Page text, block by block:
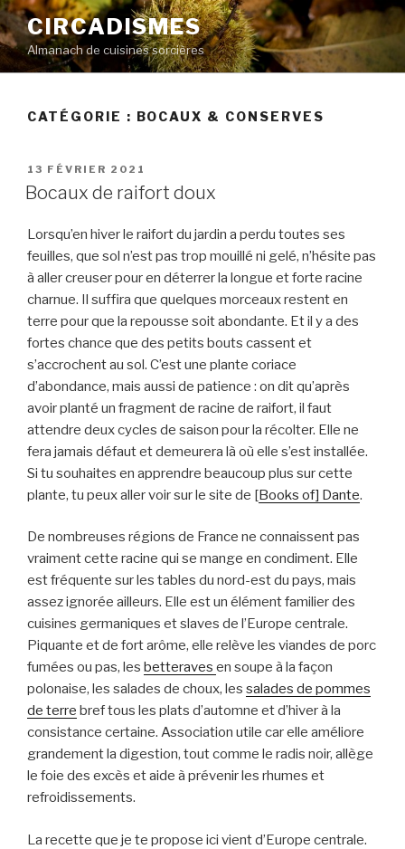
Aller
au
contenu
principal
CIRCADISMES
Almanach de cuisines sorcières
CATÉGORIE : BOCAUX & CONSERVES
PUBLIÉ
LE
13 FÉVRIER 2021
Bocaux de raifort doux
Lorsqu’en hiver le raifort du jardin a perdu toutes ses
feuilles, que sol n’est pas trop mouillé ni gelé, n’hésite pas
à aller creuser pour en déterrer la longue et forte racine
charnue. Il suffira que quelques morceaux restent en
terre pour que la repousse soit abondante. Et il y a des
fortes chance que des petits bouts cassent et
s’accrochent au sol. C’est une plante coriace
d’abondance, mais aussi de patience : on dit qu’après
avoir planté un fragment de racine de raifort, il faut
attendre deux cycles de saison pour la récolter. Elle ne
fera jamais défaut et demeurera là où elle s’est installée.
Si tu souhaites en apprendre beaucoup plus sur cette
plante, tu peux aller voir sur le site de [Books of] Dante.
De nombreuses régions de France ne connaissent pas
vraiment cette racine qui se mange en condiment. Elle
est fréquente sur les tables du nord-est du pays, mais
assez ignorée ailleurs. Elle est un élément familier des
cuisines germaniques et slaves de l’Europe centrale.
Piquante et de fort arôme, elle relève les viandes de porc
fumées ou pas, les betteraves en soupe à la façon
polonaise, les salades de choux, les salades de pommes
de terre bref tous les plats d’automne et d’hiver à la
consistance certaine. Association utile car elle améliore
grandement la digestion, tout comme le radis noir, allège
le foie des excès et aide à prévenir les rhumes et
refroidissements.
La recette que je te propose ici vient d’Europe centrale.